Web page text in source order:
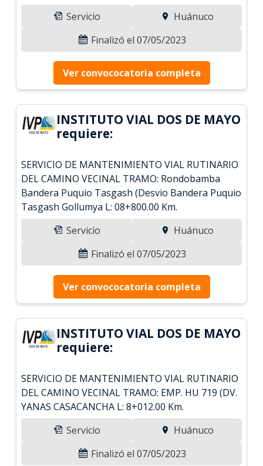
Servicio
Huánuco
Finalizó el 07/05/2023
Ver convococatoria completa
INSTITUTO VIAL DOS DE MAYO
requiere:
SERVICIO DE MANTENIMIENTO VIAL RUTINARIO
DEL CAMINO VECINAL TRAMO: Rondobamba
Bandera Puquio Tasgash (Desvio Bandera Puquio
Tasgash Gollumya L: 08+800.00 Km.
Servicio
Huánuco
Finalizó el 07/05/2023
Ver convococatoria completa
INSTITUTO VIAL DOS DE MAYO
requiere:
SERVICIO DE MANTENIMIENTO VIAL RUTINARIO
DEL CAMINO VECINAL TRAMO: EMP. HU 719 (DV.
YANAS CASACANCHA L: 8+012.00 Km.
Servicio
Huánuco
Finalizó el 07/05/2023